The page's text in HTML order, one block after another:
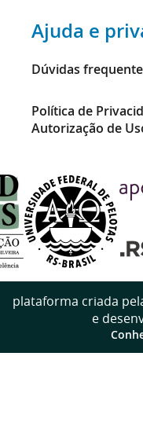
Ajuda e
Dúvidas
Política de
Autorização de
plataforma criada
e